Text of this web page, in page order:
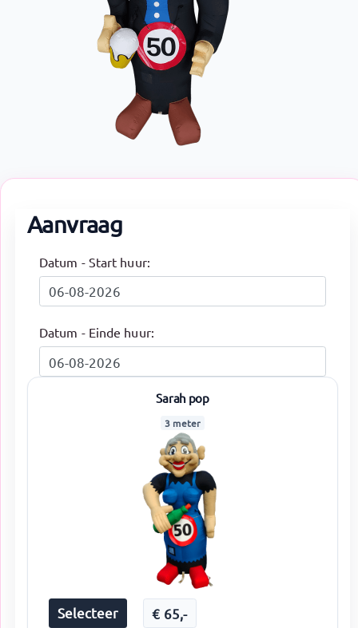
Aanvraag
Datum - Start huur:
Datum - Einde huur:
Sarah pop
3 meter
Selecteer € 65,-